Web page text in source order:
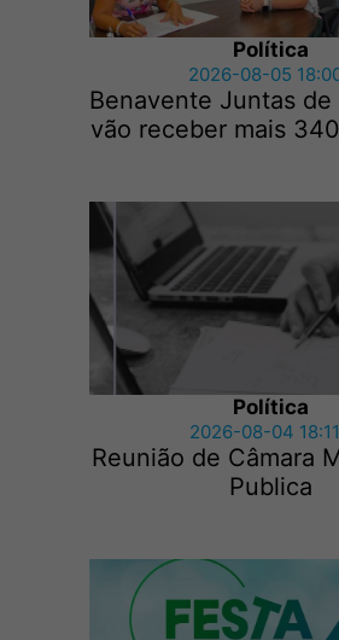
Política
2026-08-05
Benavente Juntas de
vão receber mais
Política
2026-08-04
Reunião de Câmara
Publica